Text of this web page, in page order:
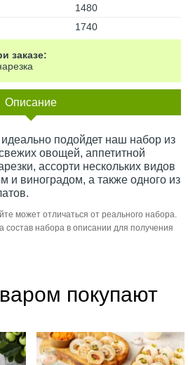
1480
1740
заказе:
Описание
подойдет наш набор из
овощей, аппетитной
ассорти нескольких видов
и виноградом, а также одного из
может отличаться от реального набора.
состав набора в описании для получения
покупают